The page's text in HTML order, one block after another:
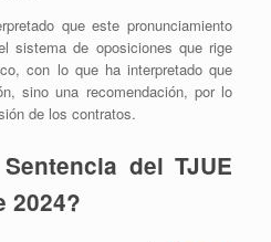
que este pronunciamiento
sistema de oposiciones que rige
con lo que ha interpretado que
sino una recomendación, por lo
de los contratos.
del TJUE
2024?